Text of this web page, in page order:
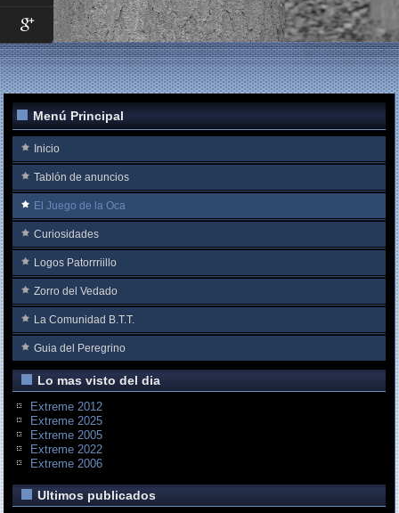
Menú Principal
Inicio
Tablón de anuncios
El Juego de la Oca
Curiosidades
Logos Patorrriillo
Zorro del Vedado
La Comunidad B.T.T.
Guia del Peregrino
Lo mas visto del dia
Extreme 2012
Extreme 2025
Extreme 2005
Extreme 2022
Extreme 2006
Ultimos publicados